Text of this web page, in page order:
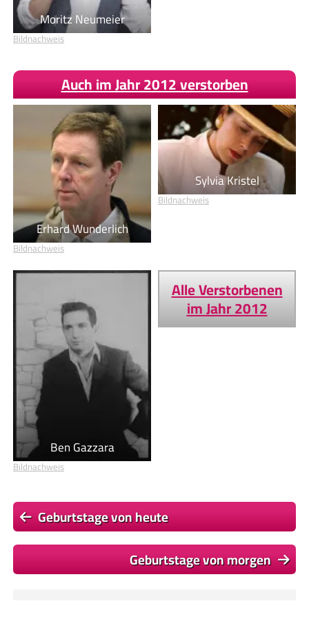
Moritz Neumeier
Bildnachweis
Auch im Jahr 2012 verstorben
Erhard Wunderlich
Bildnachweis
Sylvia Kristel
Bildnachweis
Ben Gazzara
Bildnachweis
Alle Verstorbenen
im Jahr 2012
Geburtstage von heute
Geburtstage von morgen